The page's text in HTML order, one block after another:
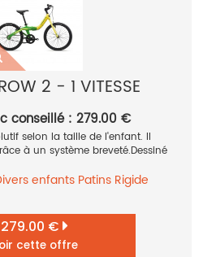
2 - 1 VITESSE
conseillé : 279.00 €
selon la taille de l'enfant. Il
à un système breveté.Dessiné
enfants Patins Rigide
279.00 €
cette offre